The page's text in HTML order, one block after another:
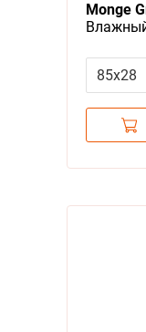
Monge
упаковку)
85х28